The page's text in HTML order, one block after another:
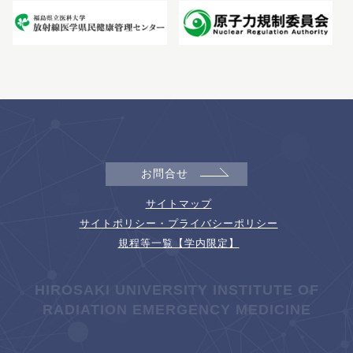
お問合せ
サイトマップ
サイトポリシー・プライバシーポリシー
規程等一覧【学内限定】
HIROSAKI UNIVERSITY INSTITUTE OF
RADIATION EMERGENCY MEDICINE